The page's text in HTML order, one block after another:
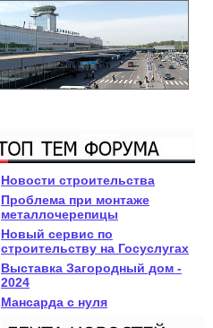
Новости строительства
Проблема при монтаже
металлочерепицы
Новый сервис по
строительству на Госуслугах
Выставка Загородный дом -
2024
Мансарда с нуля